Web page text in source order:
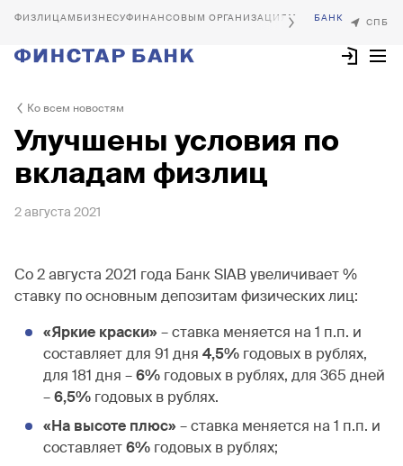
БИЗНЕСУФИНАНСОВЫМ ОРГАНИЗАЦИЯМ
Ко всем новостям
Улучшены условия по
вкладам физлиц
2 августа 2021
Со 2 августа 2021 года Банк SIAB увеличивает %
ставку по основным депозитам физических лиц:
«Яркие краски»– ставка меняется на 1 п.п. и
составляет для 91 дня 4,5% годовых в рублях,
для 181 дня –6% годовых в рублях, для 365 дней
–6,5% годовых в рублях.
«На высоте плюс»– ставка меняется на 1 п.п. и
составляет6% годовых в рублях;